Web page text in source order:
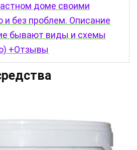
доме своими
и без проблем. Описание
бывают виды и схемы
+Отзывы